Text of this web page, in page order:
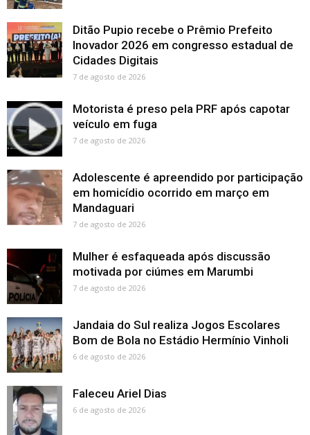
Ditão Pupio recebe o Prêmio Prefeito
Inovador 2026 em congresso estadual de
Cidades Digitais
7 de agosto de 2026
Motorista é preso pela PRF após capotar
veículo em fuga
7 de agosto de 2026
Adolescente é apreendido por participação
em homicídio ocorrido em março em
Mandaguari
7 de agosto de 2026
Mulher é esfaqueada após discussão
motivada por ciúmes em Marumbi
7 de agosto de 2026
Jandaia do Sul realiza Jogos Escolares
Bom de Bola no Estádio Hermínio Vinholi
6 de agosto de 2026
Faleceu Ariel Dias
6 de agosto de 2026